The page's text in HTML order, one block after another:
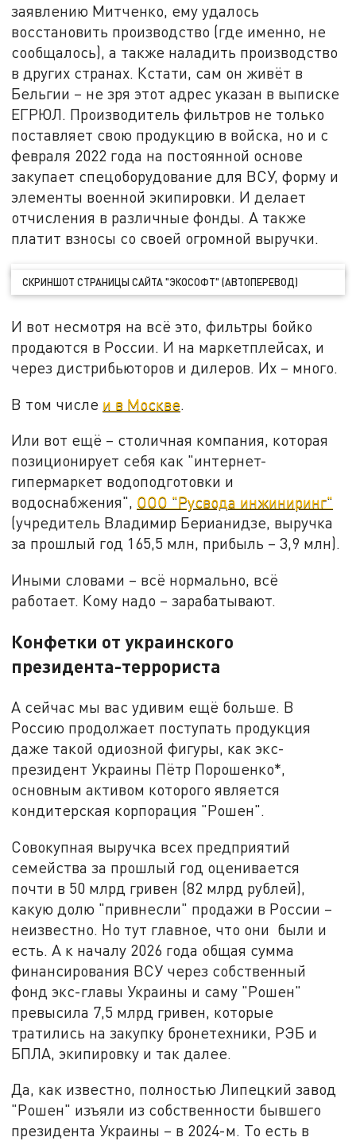
заявлению Митченко, ему удалось
восстановить производство (где именно, не
сообщалось), а также наладить производство
в других странах. Кстати, сам он живёт в
Бельгии – не зря этот адрес указан в выписке
ЕГРЮЛ. Производитель фильтров не только
поставляет свою продукцию в войска, но и с
февраля 2022 года на постоянной основе
закупает спецоборудование для ВСУ, форму и
элементы военной экипировки. И делает
отчисления в различные фонды. А также
платит взносы со своей огромной выручки.
СКРИНШОТ СТРАНИЦЫ САЙТА "ЭКОСОФТ" (АВТОПЕРЕВОД)
И вот несмотря на всё это, фильтры бойко
продаются в России. И на маркетплейсах, и
через дистрибьюторов и дилеров. Их – много.
В том числе и в Москве
Или вот ещё – столичная компания, которая
позиционирует себя как "интернет-
гипермаркет водоподготовки и
водоснабжения", ООО "Русвода инжиниринг"
(учредитель Владимир Берианидзе, выручка
за прошлый год 165,5 млн, прибыль – 3,9 млн).
Иными словами – всё нормально, всё
работает. Кому надо – зарабатывают.
Конфетки от украинского
президента-террориста
А сейчас мы вас удивим ещё больше. В
Россию продолжает поступать продукция
даже такой одиозной фигуры, как экс-
президент Украины Пётр Порошенко*,
основным активом которого является
кондитерская корпорация "Рошен".
Совокупная выручка всех предприятий
семейства за прошлый год оценивается
почти в 50 млрд гривен (82 млрд рублей),
какую долю "привнесли" продажи в России –
неизвестно. Но тут главное, что они были и
есть. А к началу 2026 года общая сумма
финансирования ВСУ через собственный
фонд экс-главы Украины и саму "Рошен"
превысила 7,5 млрд гривен, которые
тратились на закупку бронетехники, РЭБ и
БПЛА, экипировку и так далее.
Да, как известно, полностью Липецкий завод
"Рошен" изъяли из собственности бывшего
президента Украины – в 2024-м. То есть в